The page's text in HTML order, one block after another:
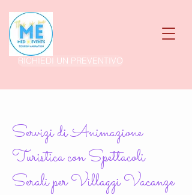
RICHIEDI UN PREVENTIVO
Servizi di Animazione
Turistica con Spettacoli
Serali per Villaggi Vacanze